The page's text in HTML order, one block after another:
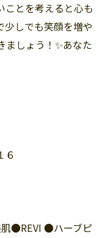
ことを考えると心も
少しでも笑顔を増や
ましょう！✨あなた
６
●REVI ●ハーブピ